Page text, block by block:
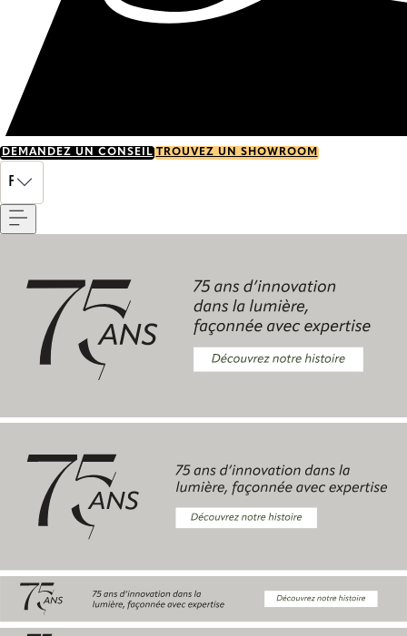
DEMANDEZ UN CONSEIL TROUVEZ UN SHOWROOM
FR